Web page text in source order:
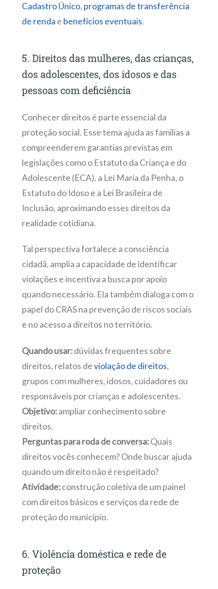
Cadastro Único, programas de transferência
de renda e benefícios eventuais.
5. Direitos das mulheres, das crianças,
dos adolescentes, dos idosos e das
pessoas com deficiência
Conhecer direitos é parte essencial da
proteção social. Esse tema ajuda as famílias a
compreenderem garantias previstas em
legislações como o Estatuto da Criança e do
Adolescente (ECA), a Lei Maria da Penha, o
Estatuto do Idoso e a Lei Brasileira de
Inclusão, aproximando esses direitos da
realidade cotidiana.
Tal perspectiva fortalece a consciência
cidadã, amplia a capacidade de identificar
violações e incentiva a busca por apoio
quando necessário. Ela também dialoga com o
papel do CRAS na prevenção de riscos sociais
e no acesso a direitos no território.
Quando usar:dúvidas frequentes sobre
direitos, relatos deviolação de direitos,
grupos com mulheres, idosos, cuidadores ou
responsáveis por crianças e adolescentes.
Objetivo:ampliar conhecimento sobre
direitos.
Perguntas para roda de conversa:Quais
direitos vocês conhecem? Onde buscar ajuda
quando um direito não é respeitado?
Atividade:construção coletiva de um painel
com direitos básicos e serviços da rede de
proteção do município.
6. Violência doméstica e rede de
proteção